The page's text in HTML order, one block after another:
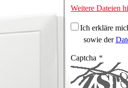
Weitere Dateien
Ich erkläre
sowie der
Captcha